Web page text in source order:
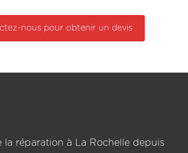
nous pour obtenir un devis
la réparation à La Rochelle depuis